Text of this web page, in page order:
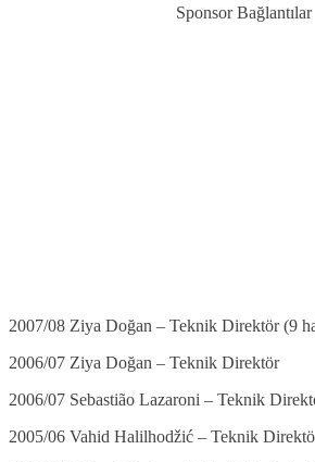
Sponsor Bağlantılar
2007/08 Ziya Doğan – Teknik Direktör (9
2006/07 Ziya Doğan – Teknik Direktör
2006/07 Sebastião Lazaroni – Teknik
2005/06 Vahid Halilhodžić – Teknik